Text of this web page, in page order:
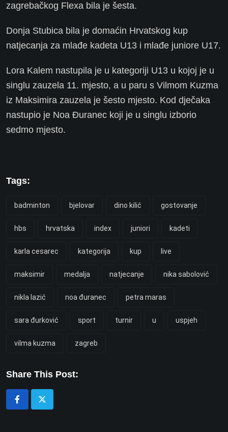
zagrebačkog Flexa bila je šesta.
Donja Stubica bila je domaćin Hrvatskog kup
natjecanja za mlađe kadeta U13 i mlađe juniore U17.
Lora Kalem nastupila je u kategoriji U13 u kojoj je u
singlu zauzela 11. mjesto, a u paru s Vilmom Kuzma
iz Maksimira zauzela je šesto mjesto. Kod dječaka
nastupio je Noa Đuranec koji je u singlu izborio
sedmo mjesto.
Tags:
badminton bjelovar dino kilić gostovanje
hbs hrvatska index juniori kadeti
karla cesarec kategorija kup live
maksimir medalja natjecanje nika sabolović
nikla lazić noa đuranec petra maras
sara đurković sport turnir u uspjeh
vilma kuzma zagreb
Share This Post: